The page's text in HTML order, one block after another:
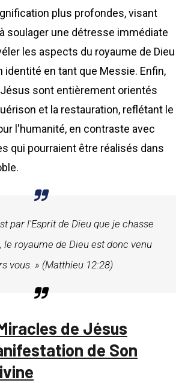
plus profondes, visant
soulager une détresse immédiate
les aspects du royaume de Dieu
identité en tant que Messie. Enfin,
sont entièrement orientés
et la restauration, reflétant le
l'humanité, en contraste avec
qui pourraient être réalisés dans
par l'Esprit de Dieu que je chasse
le royaume de Dieu est donc venu
vous. » (Matthieu 12:28)
de Jésus
de Son